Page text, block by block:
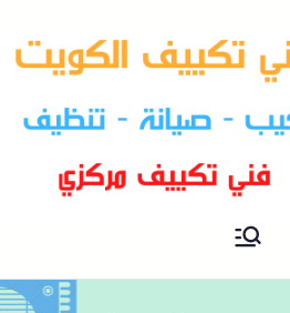
فني تكييف مركزي الكويت